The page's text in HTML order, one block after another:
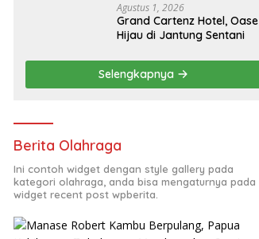
Agustus 1, 2026
Grand Cartenz Hotel, Oase
Hijau di Jantung Sentani
Selengkapnya
Berita Olahraga
Ini contoh widget dengan style gallery pada
kategori olahraga, anda bisa mengaturnya pada
widget recent post wpberita.